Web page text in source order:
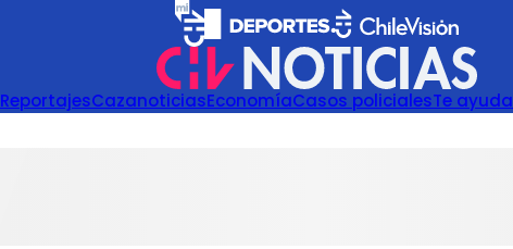
ReportajesCazanoticiasEconomíaCasos policialesTe ayuda